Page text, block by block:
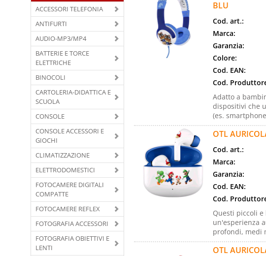
ACCESSORI TELEFONIA
ANTIFURTI
AUDIO-MP3/MP4
BATTERIE E TORCE
ELETTRICHE
BINOCOLI
CARTOLERIA-DIDATTICA E
SCUOLA
CONSOLE
CONSOLE ACCESSORI E
GIOCHI
CLIMATIZZAZIONE
ELETTRODOMESTICI
FOTOCAMERE DIGITALI
COMPATTE
FOTOCAMERE REFLEX
FOTOGRAFIA ACCESSORI
FOTOGRAFIA OBIETTIVI E
LENTI
BLU
Cod. art.:
Marca:
Garanzia:
Colore:
Cod. EAN:
Cod.
Adatto a
dispositivi che
(es.
OTL
Cod. art.:
Marca:
Garanzia:
Cod. EAN:
Cod.
Questi piccoli
un'esperienza
profondi, medi
OTL